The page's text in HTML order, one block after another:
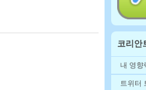
코리안
내 영향
트위터